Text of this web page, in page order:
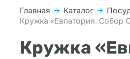
Главная → Каталог →
Кружка «Евпатория. Собор
Кружка